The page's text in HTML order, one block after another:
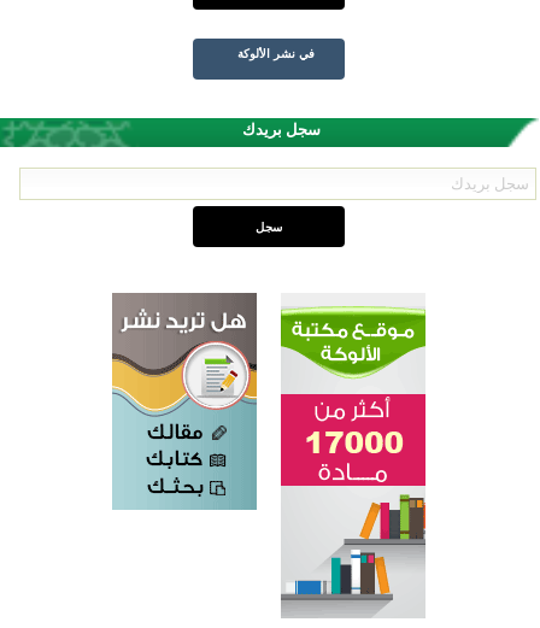
في نشر الألوكة
سجل بريدك
اختتام الدورة التاسعة لمسابقة حفظ وتلاوة القرآن الكريم في أزناكاييف
تيسليتش تختتم برنامجا تعليميا لتعزيز القيم وبناء الشخصية للشباب المسلمين